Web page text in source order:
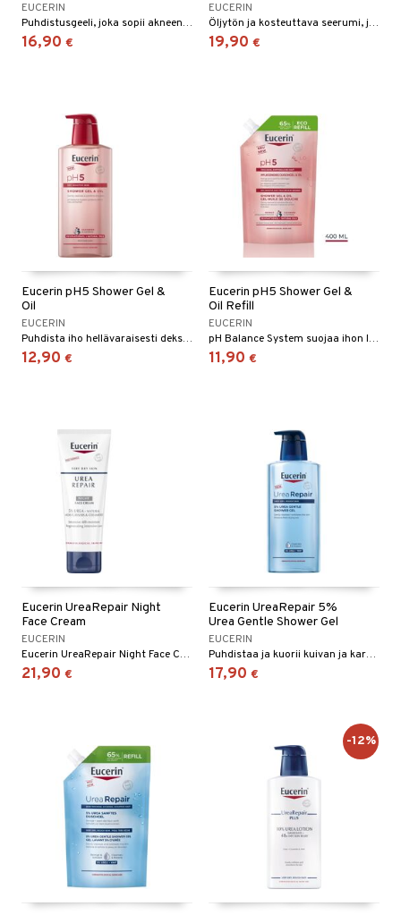
EUCERIN
Puhdistusgeeli, joka sopii akneen taipuvaiselle ja rasvaiselle iholle.
16,90 €
EUCERIN
Öljytön ja kosteuttava seerumi, joka korjaa näkyvästi epäpuhtauksia, komedoja ja aknen jälkeisiä tummia läiskiä.
19,90 €
Eucerin pH5 Shower Gel &
Oil
EUCERIN
Puhdista iho hellävaraisesti dekspantenolilla ja luonnonöljyillä.
12,90 €
Eucerin pH5 Shower Gel &
Oil Refill
EUCERIN
pH Balance System suojaa ihon luonnollista suojakerrosta ja pH-arvo vakiintuu.
11,90 €
Eucerin UreaRepair Night
Face Cream
EUCERIN
Eucerin UreaRepair Night Face Cream on intensiivinen kasvovoide erittäin kuivalle ja kireälle iholle.
21,90 €
Eucerin UreaRepair 5%
Urea Gentle Shower Gel
EUCERIN
Puhdistaa ja kuorii kuivan ja karkean ihon hellävaraisesti mutta tehokkaasti.
17,90 €
-12%